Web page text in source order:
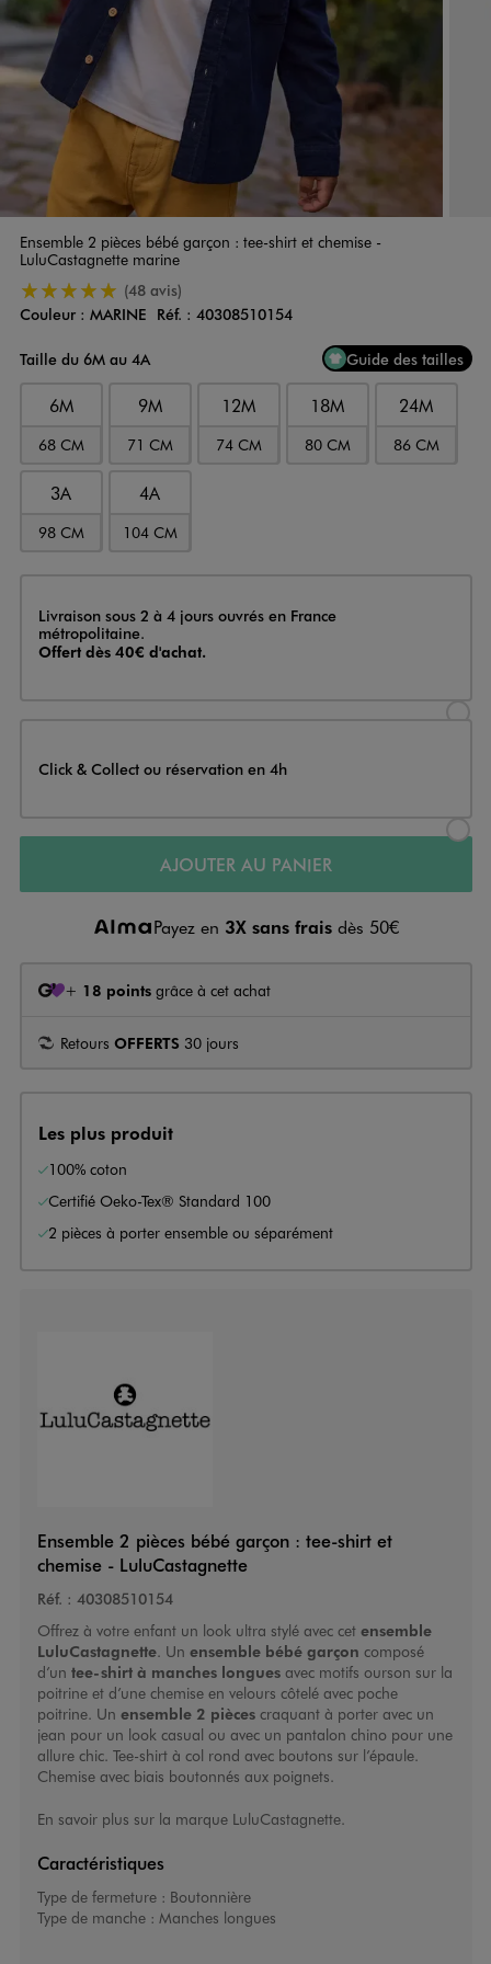
Ensemble 2 pièces bébé garçon : tee-shirt et chemise -
LuluCastagnette marine
5/5 de moyenne(48 avis)
Couleur
Couleur : MARINE Réf. : 40308510154
Taille du 6M au 4A
Guide des tailles
6M
68 CM
9M
71 CM
12M
74 CM
18M
80 CM
24M
86 CM
3A
98 CM
4A
104 CM
Livraison
Livraison sous 2 à 4 jours ouvrés en France
métropolitaine.
Offert dès 40€ d'achat.
Click & Collect ou réservation en 4h
AJOUTER AU PANIER
Payez en 3X sans frais dès 50€
+ 18 points grâce à cet achat
Retours OFFERTS 30 jours
Les plus produit
100% coton
Certifié Oeko-Tex® Standard 100
2 pièces à porter ensemble ou séparément
Ensemble 2 pièces bébé garçon : tee-shirt et
chemise - LuluCastagnette
Réf. : 40308510154
Offrez à votre enfant un look ultra stylé avec cet ensemble
LuluCastagnette. Un ensemble bébé garçon composé
d’un tee-shirt à manches longuesavec motifs ourson sur la
poitrine et d’une chemise en velours côtelé avec poche
poitrine. Un ensemble 2 piècescraquant à porter avec un
jean pour un look casual ou avec un pantalon chino pour une
allure chic. Tee-shirt à col rond avec boutons sur l’épaule.
Chemise avec biais boutonnés aux poignets.
En savoir plus sur la marque LuluCastagnette.
Caractéristiques
Type de fermeture : Boutonnière
Type de manche : Manches longues